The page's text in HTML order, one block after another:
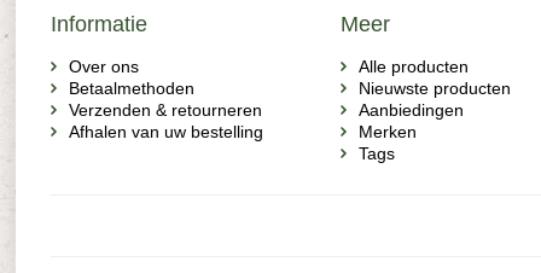
Informatie
Over ons
Betaalmethoden
Verzenden & retourneren
Afhalen van uw bestelling
Meer
Alle producten
Nieuwste producten
Aanbiedingen
Merken
Tags